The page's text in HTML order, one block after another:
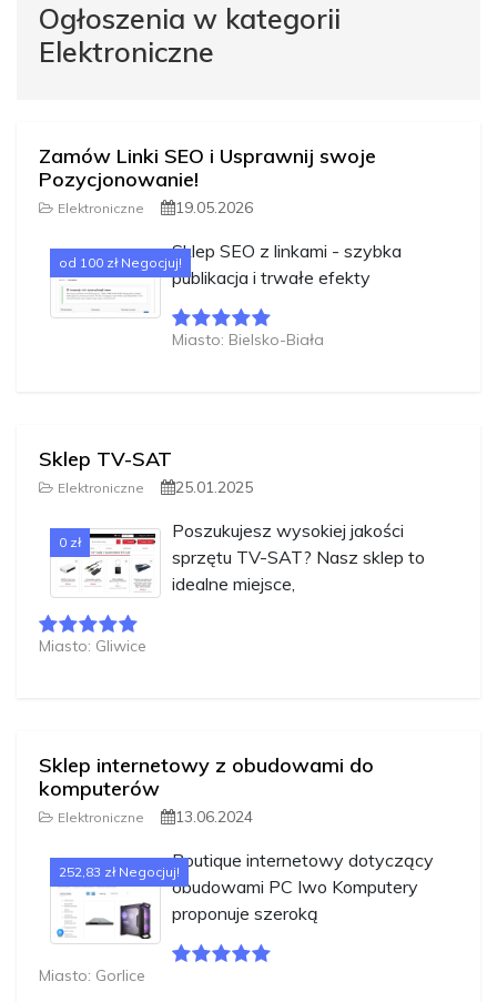
Ogłoszenia w kategorii
Elektroniczne
Zamów Linki SEO i Usprawnij swoje
Pozycjonowanie!
Elektroniczne 19.05.2026
od 100 zł Negocjuj!
Sklep SEO z linkami - szybka
publikacja i trwałe efekty
Miasto: Bielsko-Biała
Sklep TV-SAT
Elektroniczne 25.01.2025
0 zł
Poszukujesz wysokiej jakości
sprzętu TV-SAT? Nasz sklep to
idealne miejsce,
Miasto: Gliwice
Sklep internetowy z obudowami do
komputerów
Elektroniczne 13.06.2024
252,83 zł Negocjuj!
Boutique internetowy dotyczący
obudowami PC Iwo Komputery
proponuje szeroką
Miasto: Gorlice